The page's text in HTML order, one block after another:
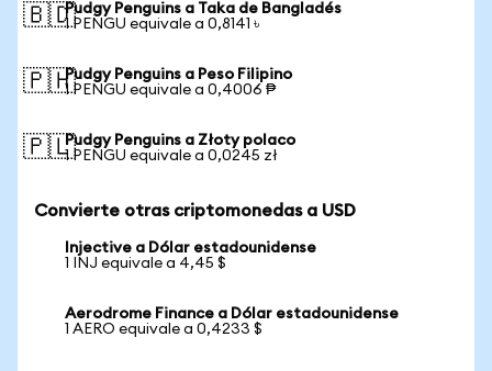
🇧🇩Pudgy Penguins a Taka de Bangladés
1 PENGU equivale a 0,8141 ৳
🇵🇭Pudgy Penguins a Peso Filipino
1 PENGU equivale a 0,4006 ₱
🇵🇱Pudgy Penguins a Złoty polaco
1 PENGU equivale a 0,0245 zł
Convierte otras criptomonedas a USD
Injective a Dólar estadounidense
1 INJ equivale a 4,45 $
Aerodrome Finance a Dólar estadounidense
1 AERO equivale a 0,4233 $